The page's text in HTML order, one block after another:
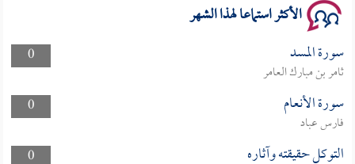
الأكثر استماعا لهذا الشهر
0 سورة المسد
ثامر بن مبارك العامر
0
سورة الأنعام
فارس عباد
0
التوكل حقيقته وآثاره